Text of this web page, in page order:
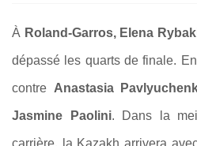
À Roland-Garros, Elena
dépassé les quarts de finale.
contre Anastasia
Jasmine Paolini. Dans la
carrière, la Kazakh arrivera